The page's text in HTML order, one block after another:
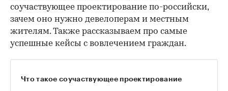
соучаствующее проектирование по-российски,
зачем оно нужно девелоперам и местным
жителям. Также рассказываем про самые
успешные кейсы с вовлечением граждан.
Что такое соучаствующее проектирование